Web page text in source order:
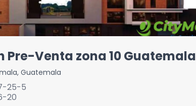
Venta zona 10 Guatemala
, Guatemala
25-5
20